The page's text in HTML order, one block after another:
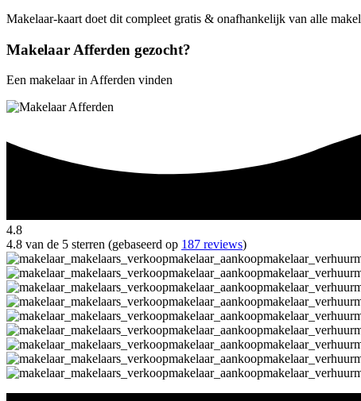
Makelaar-kaart doet dit compleet gratis & onafhankelijk van alle
Makelaar Afferden gezocht?
Een makelaar in Afferden vinden
4.8
4.8 van de 5 sterren (gebaseerd op 187 reviews)